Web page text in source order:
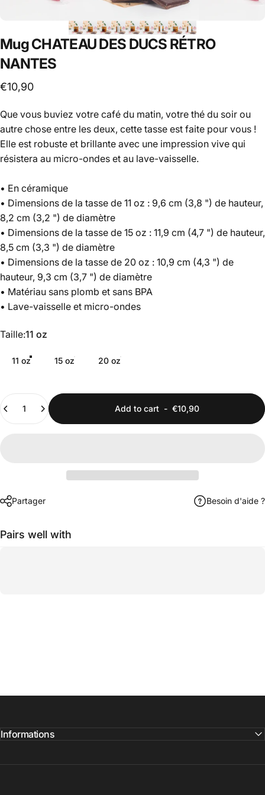
MugCHATEAUDES DUCS RÉTRO
NANTES
€10,90
Que vous buviez votre café du matin, votre thé du soir ou
autre chose entre les deux, cette tasse est faite pour vous !
Elle est robuste et brillante avec une impression vive qui
résistera au micro-ondes et au lave-vaisselle.
• En céramique
• Dimensions de la tasse de 11 oz : 9,6 cm (3,8 ") de hauteur,
8,2 cm (3,2 ") de diamètre
• Dimensions de la tasse de 15 oz : 11,9 cm (4,7 ") de hauteur,
8,5 cm (3,3 ") de diamètre
• Dimensions de la tasse de 20 oz : 10,9 cm (4,3 ") de
hauteur, 9,3 cm (3,7 ") de diamètre
• Matériau sans plomb et sans BPA
• Lave-vaisselle et micro-ondes
Taille
Taille:11 oz
11 oz 15 oz 20 oz
Quantity
Add to cart- €10,90
Partager Besoin d'aide ?
Pairs well with
Informations